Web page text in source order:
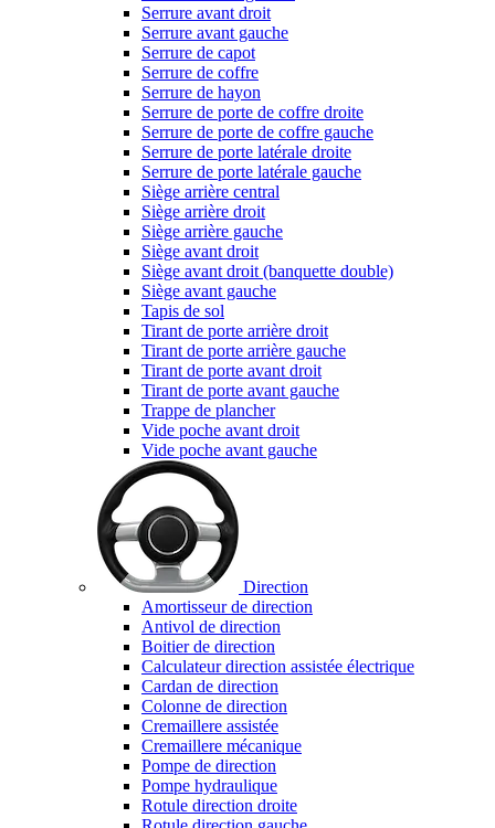
Serrure avant droit
Serrure avant gauche
Serrure de capot
Serrure de coffre
Serrure de hayon
Serrure de porte de coffre droite
Serrure de porte de coffre gauche
Serrure de porte latérale droite
Serrure de porte latérale gauche
Siège arrière central
Siège arrière droit
Siège arrière gauche
Siège avant droit
Siège avant droit (banquette double)
Siège avant gauche
Tapis de sol
Tirant de porte arrière droit
Tirant de porte arrière gauche
Tirant de porte avant droit
Tirant de porte avant gauche
Trappe de plancher
Vide poche avant droit
Vide poche avant gauche
Direction
Amortisseur de direction
Antivol de direction
Boitier de direction
Calculateur direction assistée électrique
Cardan de direction
Colonne de direction
Cremaillere assistée
Cremaillere mécanique
Pompe de direction
Pompe hydraulique
Rotule direction droite